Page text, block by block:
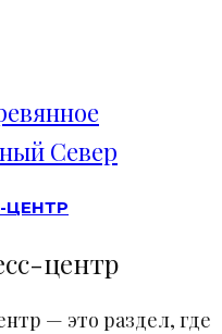
Север
ЦЕНТР
центр
— это раздел, где